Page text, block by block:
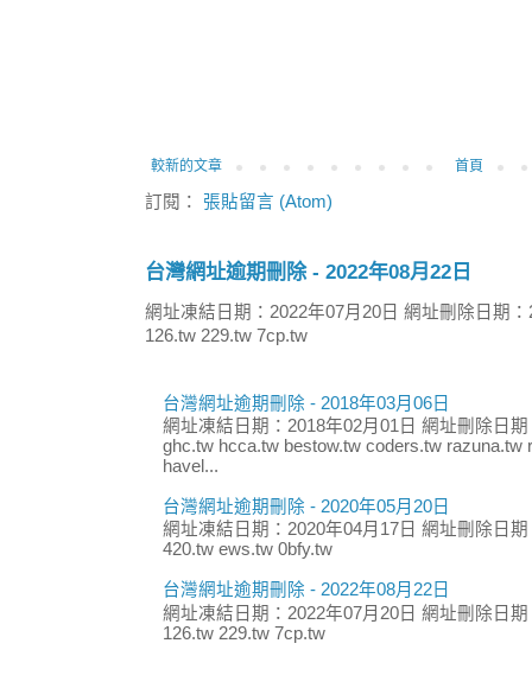
較新的文章 首頁
訂閱： 張貼留言 (Atom)
台灣網址逾期刪除 - 2022年08月22日
網址凍結日期：2022年07月20日 網址刪除日期
126.tw 229.tw 7cp.tw
台灣網址逾期刪除 - 2018年03月06日
網址凍結日期：2018年02月01日 網址刪除日
ghc.tw hcca.tw bestow.tw coders.tw razuna.tw
havel...
台灣網址逾期刪除 - 2020年05月20日
網址凍結日期：2020年04月17日 網址刪除日
420.tw ews.tw 0bfy.tw
台灣網址逾期刪除 - 2022年08月22日
網址凍結日期：2022年07月20日 網址刪除日
126.tw 229.tw 7cp.tw